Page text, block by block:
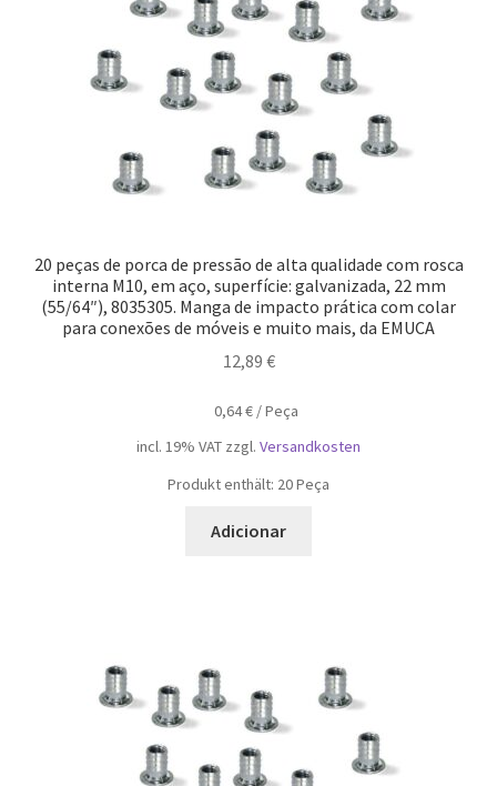
20 peças de porca de pressão de alta qualidade com rosca
interna M10, em aço, superfície: galvanizada, 22 mm
(55/64″), 8035305. Manga de impacto prática com colar
para conexões de móveis e muito mais, da EMUCA
12,89 €
0,64€ /Peça
incl. 19% VAT zzgl. Versandkosten
Produkt enthält: 20Peça
Adicionar